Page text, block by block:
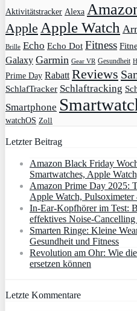
Aktivitätstracker Alexa
Apple Apple Watch
Brille Echo Echo Dot Fitness
Galaxy Garmin Gear VR Gesundheit
Prime Day Rabatt Reviews
SchlafTracker Schlaftracking
Smartphone
watchOS Zoll
Letzter Beitrag
Amazon Black Friday
Smartwatches, Apple
Amazon Prime Day 2025:
Apple Watch,
In-Ear-Kopfhörer im Test:
effektives Noise-
Smarten Ringe: Kleine
Gesundheit und Fitness
Revolution am Ohr: Wie
ersetzen können
Letzte Kommentare